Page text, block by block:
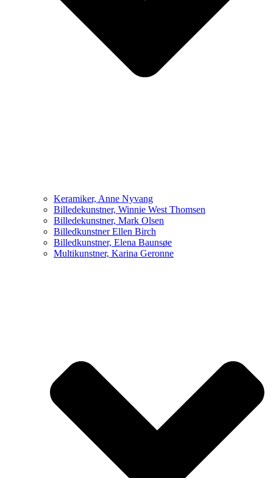
Keramiker, Anne Nyvang
Billedekunstner, Winnie West Thomsen
Billedekunstner, Mark Olsen
Billedkunstner Ellen Birch
Billedkunstner, Elena Baunsøe
Multikunstner, Karina Geronne